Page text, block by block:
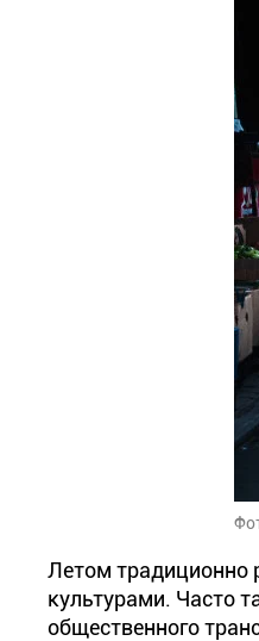
Летом традиционно
культурами. Часто
общественного